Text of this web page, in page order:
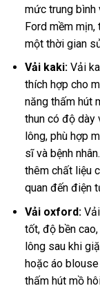
mức trung bình
Ford mềm
một thời gian
Vải kaki:Vải
thích hợp cho
năng thấm hút
thun có độ dày
lông, phù hợp
sĩ và bệnh
thêm chất liệu
quan đến điện
Vải oxford:Vải
tốt, độ bền
lông sau khi
hoặc áo
thấm hút mồ